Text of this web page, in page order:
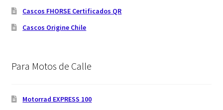
Cascos FHORSE Certificados QR
Cascos Origine Chile
Para Motos de Calle
Motorrad EXPRESS 100